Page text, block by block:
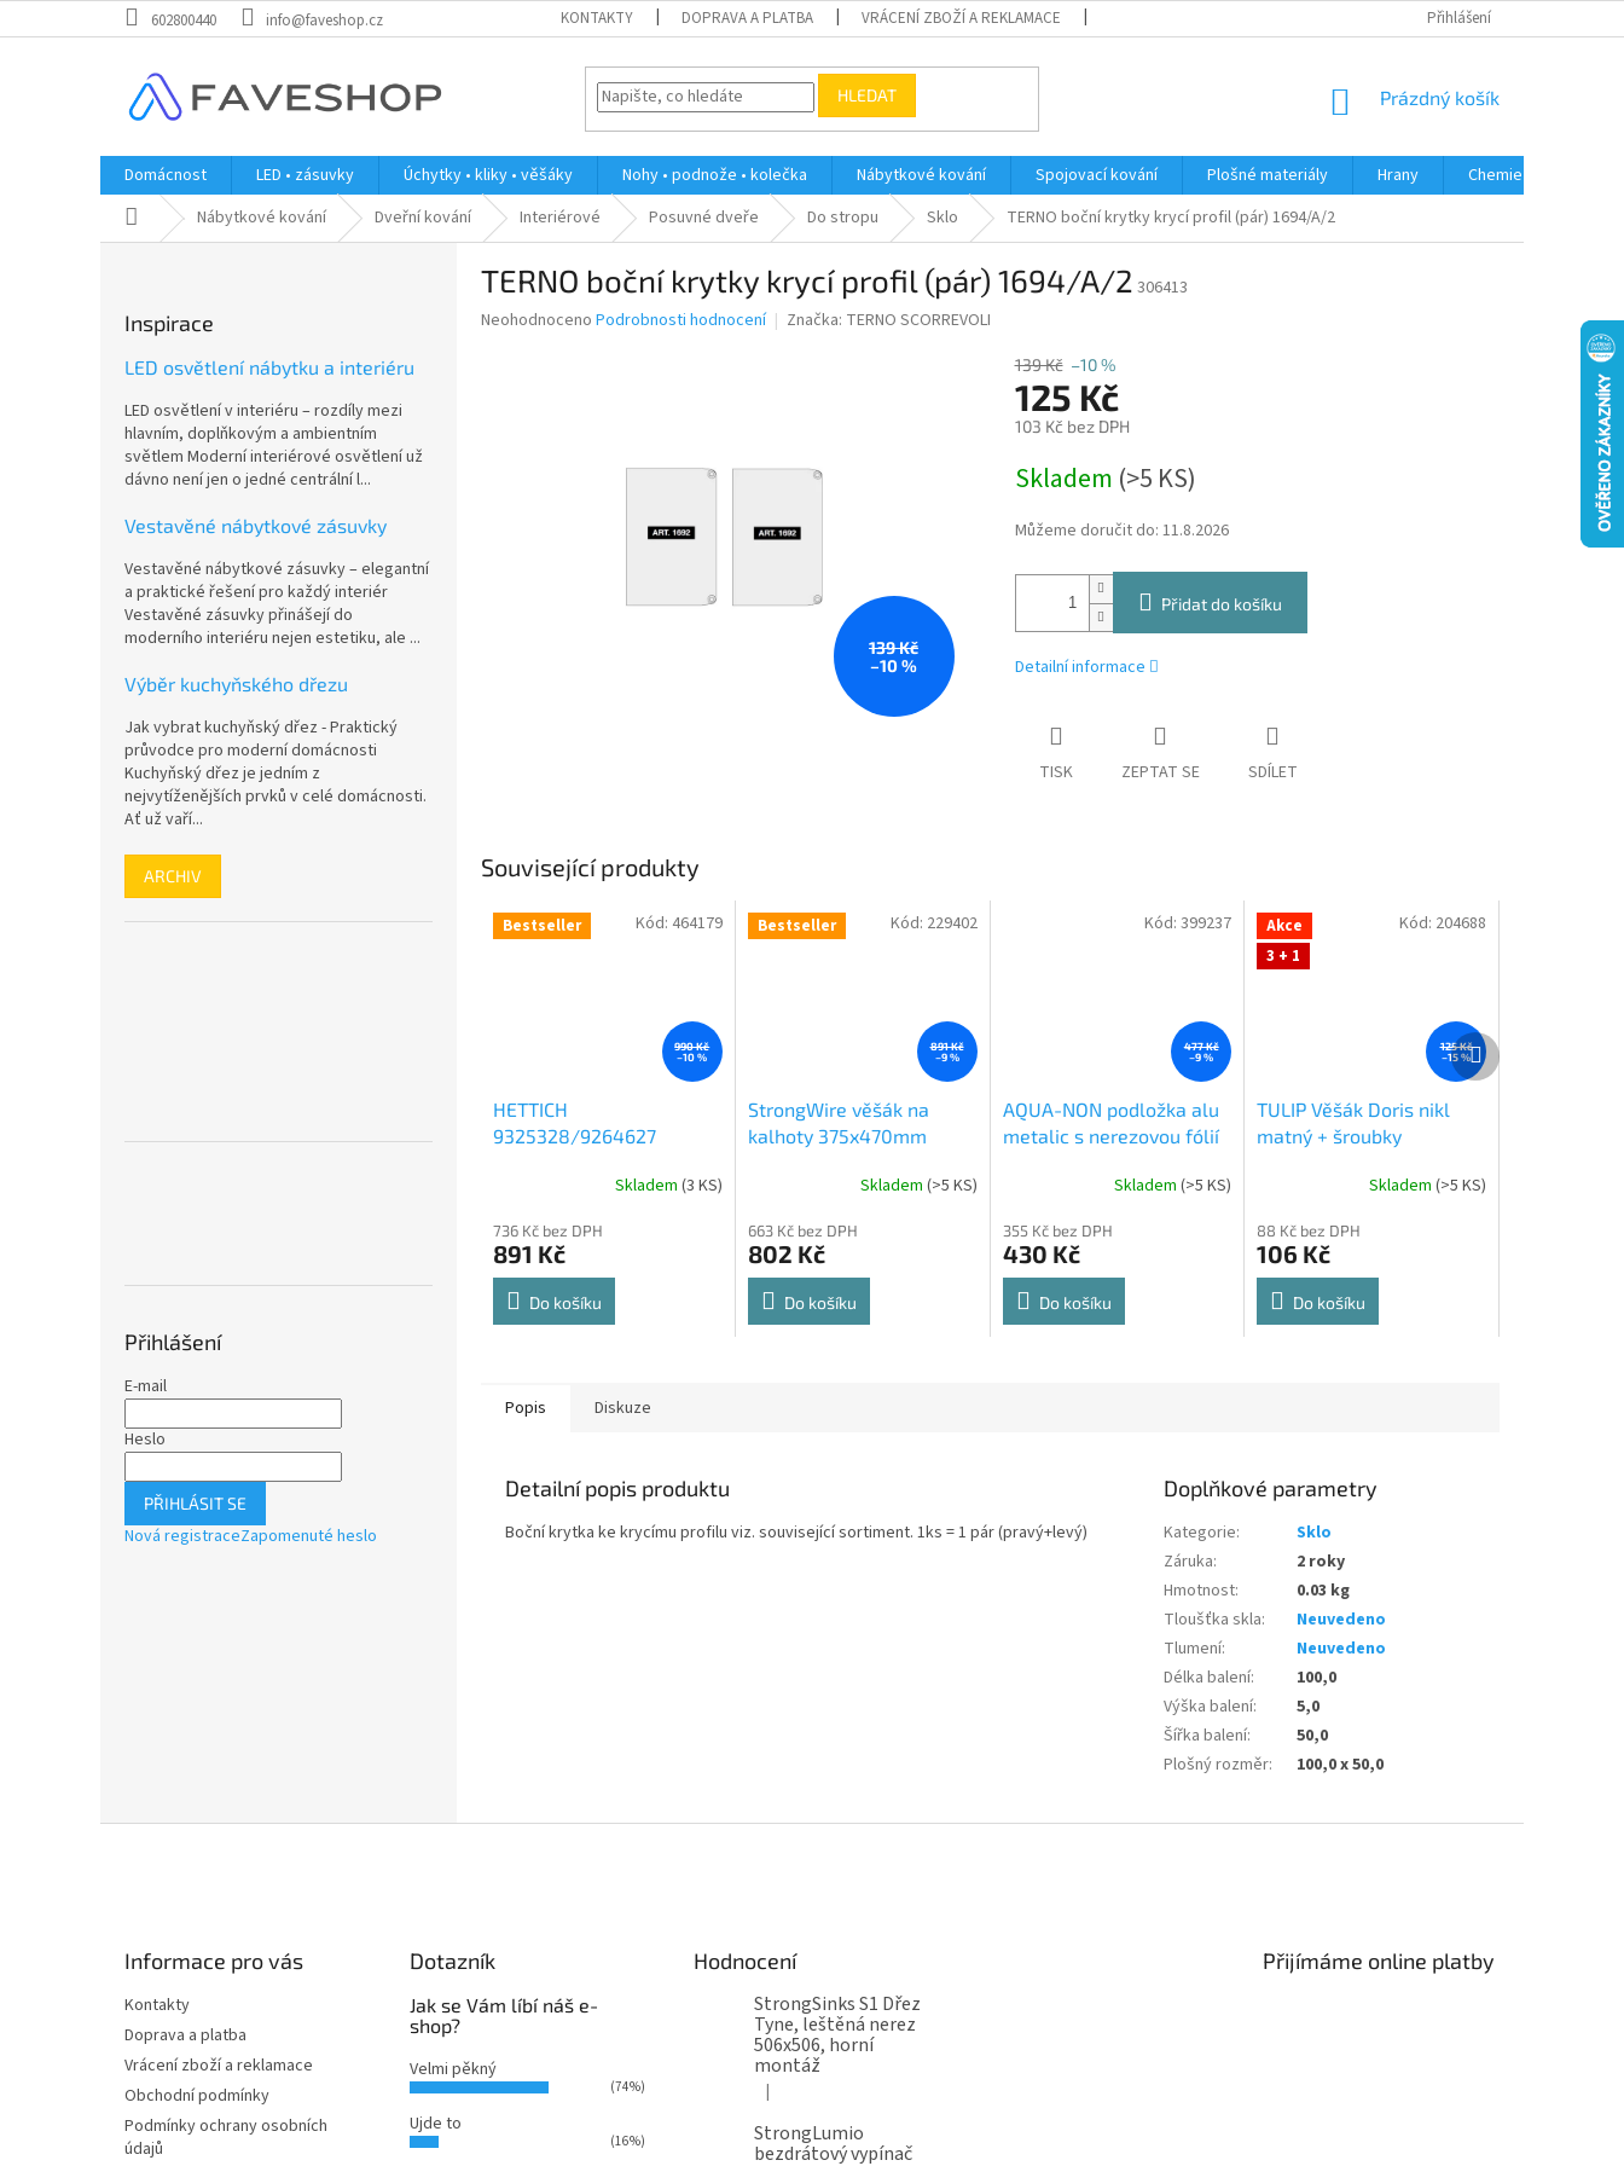
na
602800440 info@faveshop.cz KONTAKTY DOPRAVA A PLATBA VRÁCENÍ ZBOŽÍ A REKLAMACE PODMÍNKY OCHRANY OSOBNÍCH ÚDAJŮ
Přihlášení
HLEDAT
NÁKUPNÍ
Prázdný košík
Domácnost LED • zásuvky Úchytky • kliky • věšáky Nohy • podnože • kolečka Nábytkové kování Spojovací kování Plošné materiály Hrany
Chemie • doplňky
Domů Nábytkové kování Dveřní kování Interiérové Posuvné dveře Do stropu Sklo TERNO boční krytky krycí profil (pár) 1694/A/2
Inspirace
LED osvětlení nábytku a interiéru
LED osvětlení v interiéru – rozdíly mezi
hlavním, doplňkovým a ambientním
světlem Moderní interiérové osvětlení už
dávno není jen o jedné centrální l...
Vestavěné nábytkové zásuvky
Vestavěné nábytkové zásuvky – elegantní
a praktické řešení pro každý interiér
Vestavěné zásuvky přinášejí do
moderního interiéru nejen estetiku, ale ...
Výběr kuchyňského dřezu
Jak vybrat kuchyňský dřez - Praktický
průvodce pro moderní domácnosti
Kuchyňský dřez je jedním z
nejvytíženějších prvků v celé domácnosti.
Ať už vaří...
ARCHIV
Přihlášení
E-mail
Heslo
PŘIHLÁSIT SE
Nová registraceZapomenuté heslo
TERNO boční krytky krycí profil (pár) 1694/A/2 306413
Průměrné
Neohodnoceno Podrobnosti hodnocení Značka: TERNO SCORREVOLI
139 Kč
–10 %
139 Kč –10 %
125 Kč
103 Kč bez DPH
cena:
Skladem (>5 KS)
Můžeme doručit do: 11.8.2026
Přidat do košíku
Detailní informace
TISK ZEPTAT SE SDÍLET
Související produkty
Bestseller
990 Kč
–10 %
HETTICH
9325328/9264627
produktu
je
4,8
5
Skladem (3 KS)
736 Kč bez DPH
891 Kč
Do košíku
Kód: 464179 Bestseller
891 Kč
–9 %
StrongWire věšák na
kalhoty 375x470mm
produktu
je
4,8
5
Skladem (>5 KS)
663 Kč bez DPH
802 Kč
Do košíku
Kód: 229402
477 Kč
–9 %
AQUA-NON podložka alu
metalic s nerezovou fólií
produktu
je
4,6
5
Skladem(>5 KS)
355 Kč bez DPH
430 Kč
Do košíku
Kód:399237
Akce
3 + 1
125 Kč
–15 %
TULIP Věšák Doris nikl
matný + šroubky
produktu
je
5,0
5
Skladem(>5 KS)
88 Kč bez DPH
106 Kč
Do košíku
Kód: 204688
Další
produkt
Popis Diskuze
Detailní popis produktu
Boční krytka ke krycímu profilu viz. související sortiment. 1ks = 1 pár (pravý+levý)
Doplňkové parametry
Kategorie:
Sklo
Záruka:
2 roky
Hmotnost:
0.03 kg
Tloušťka skla:
Neuvedeno
Tlumení:
Neuvedeno
Délka balení:
100,0
Výška balení:
5,0
Šířka balení:
50,0
Plošný rozměr: 100,0 x 50,0
Informace pro vás
Kontakty
Doprava a platba
Vrácení zboží a reklamace
Obchodní podmínky
Podmínky ochrany osobních
údajů
Dotazník
Jak se Vám líbí náš e-
shop?
Velmi pěkný
(74%)
Ujde to
(16%)
Hodnocení
StrongSinks S1 Dřez
Tyne, leštěná nerez
506x506, horní
montáž
Hodnocení produktu je 5 z 5 hvězdiček.
|
StrongLumio
bezdrátový vypínač
Přijímáme online platby